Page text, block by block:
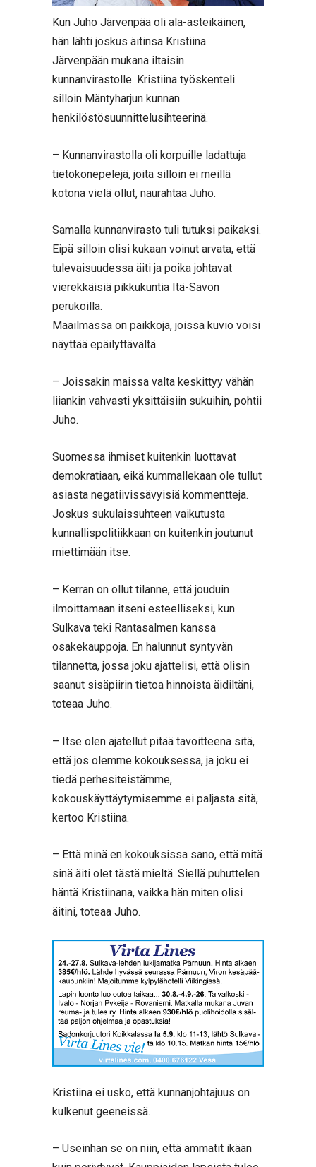
Kun Juho Järvenpää oli ala-asteikäinen,
hän lähti joskus äitinsä Kristiina
Järvenpään mukana iltaisin
kunnanvirastolle. Kristiina työskenteli
silloin Mäntyharjun kunnan
henkilöstösuunnittelusihteerinä.
– Kunnanvirastolla oli korpuille ladattuja
tietokonepelejä, joita silloin ei meillä
kotona vielä ollut, naurahtaa Juho.
Samalla kunnanvirasto tuli tutuksi paikaksi.
Eipä silloin olisi kukaan voinut arvata, että
tulevaisuudessa äiti ja poika johtavat
vierekkäisiä pikkukuntia Itä-Savon
perukoilla.
Maailmassa on paikkoja, joissa kuvio voisi
näyttää epäilyttävältä.
– Joissakin maissa valta keskittyy vähän
liiankin vahvasti yksittäisiin sukuihin, pohtii
Juho.
Suomessa ihmiset kuitenkin luottavat
demokratiaan, eikä kummallekaan ole tullut
asiasta negatiivissävyisiä kommentteja.
Joskus sukulaissuhteen vaikutusta
kunnallispolitiikkaan on kuitenkin joutunut
miettimään itse.
– Kerran on ollut tilanne, että jouduin
ilmoittamaan itseni esteelliseksi, kun
Sulkava teki Rantasalmen kanssa
osakekauppoja. En halunnut syntyvän
tilannetta, jossa joku ajattelisi, että olisin
saanut sisäpiirin tietoa hinnoista äidiltäni,
toteaa Juho.
– Itse olen ajatellut pitää tavoitteena sitä,
että jos olemme kokouksessa, ja joku ei
tiedä perhesiteistämme,
kokouskäyttäytymisemme ei paljasta sitä,
kertoo Kristiina.
– Että minä en kokouksissa sano, että mitä
sinä äiti olet tästä mieltä. Siellä puhuttelen
häntä Kristiinana, vaikka hän miten olisi
äitini, toteaa Juho.
Kristiina ei usko, että kunnanjohtajuus on
kulkenut geeneissä.
– Useinhan se on niin, että ammatit ikään